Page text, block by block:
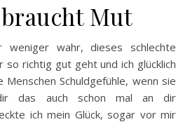
Mut
so richtig gut geht und ich glücklich
Menschen Schuldgefühle, wenn sie
das auch schon mal an dir
ich mein Glück, sogar vor mir